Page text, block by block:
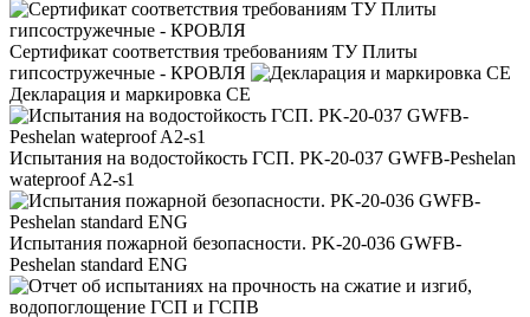
Сертификат соответствия требованиям ТУ Плиты
гипсостружечные - КРОВЛЯ
Декларация и маркировка CE
Испытания на водостойкость ГСП. PK-20-037 GWFB-Peshelan
wateproof A2-s1
Испытания пожарной безопасности. PK-20-036 GWFB-
Peshelan standard ENG